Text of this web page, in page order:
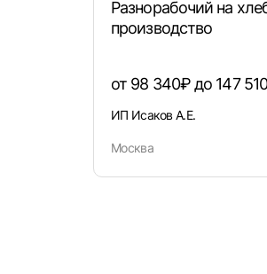
Разнорабочий на
производство
от 98 340₽ до 147
ИП Исаков А.Е.
Москва